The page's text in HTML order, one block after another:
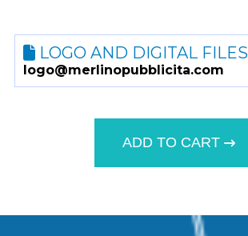
LOGO AND DIGITAL FILES
logo@merlinopubblicita.com
ADD TO CART